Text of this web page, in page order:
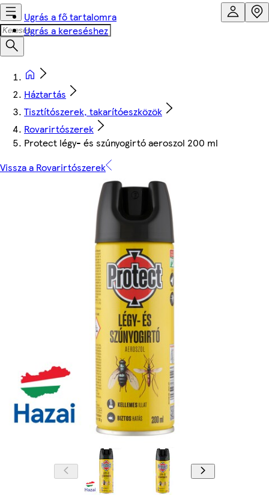
Ugrás a fő tartalomra
Ugrás a kereséshez
Háztartás
Tisztítószerek, takarítóeszközök
Rovarirtószerek
Protect légy- és szúnyogirtó aeroszol 200 ml
Vissza a Rovarirtószerek